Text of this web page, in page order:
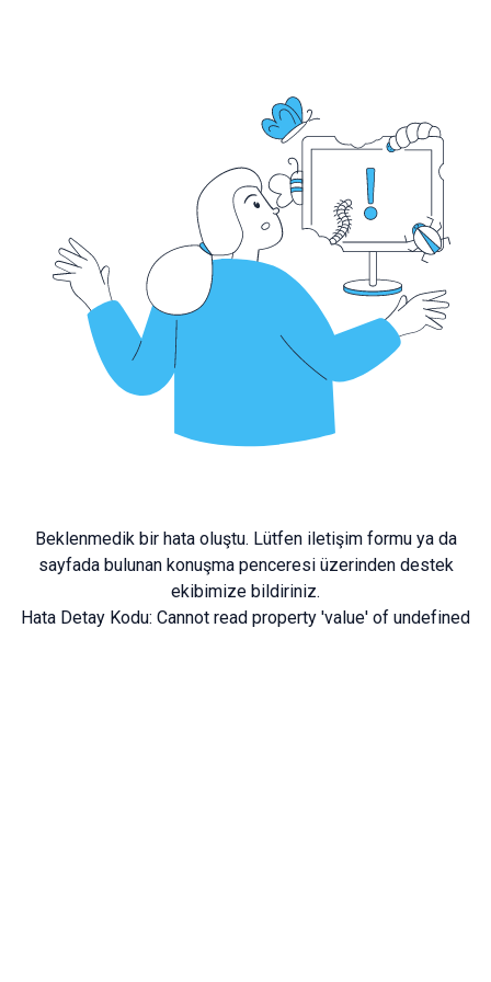
Beklenmedik bir hata oluştu. Lütfen iletişim formu ya da
sayfada bulunan konuşma penceresi üzerinden destek
ekibimize bildiriniz.
Hata Detay Kodu: Cannot read property 'value' of undefined